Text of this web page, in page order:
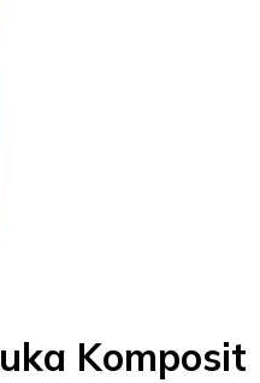
Komposit